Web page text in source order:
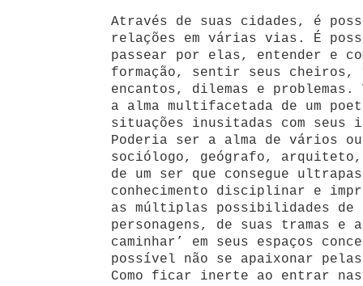
Através de suas cidades, é
relações em várias vias. É
passear por elas, entender e
formação, sentir seus
encantos, dilemas e problemas.
a alma multifacetada de um
situações inusitadas com seus
Poderia ser a alma de vários
sociólogo, geógrafo,
de um ser que consegue
conhecimento disciplinar e
as múltiplas possibilidades de
personagens, de suas tramas e
caminhar’ em seus espaços
possível não se apaixonar
Como ficar inerte ao entrar